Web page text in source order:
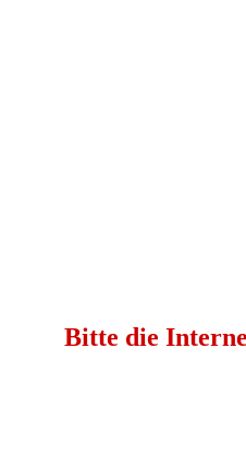
Bitte die